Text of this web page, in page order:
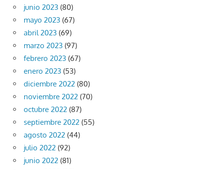
junio 2023 (80)
mayo 2023 (67)
abril 2023 (69)
marzo 2023 (97)
febrero 2023 (67)
enero 2023 (53)
diciembre 2022 (80)
noviembre 2022 (70)
octubre 2022 (87)
septiembre 2022 (55)
agosto 2022 (44)
julio 2022 (92)
junio 2022 (81)